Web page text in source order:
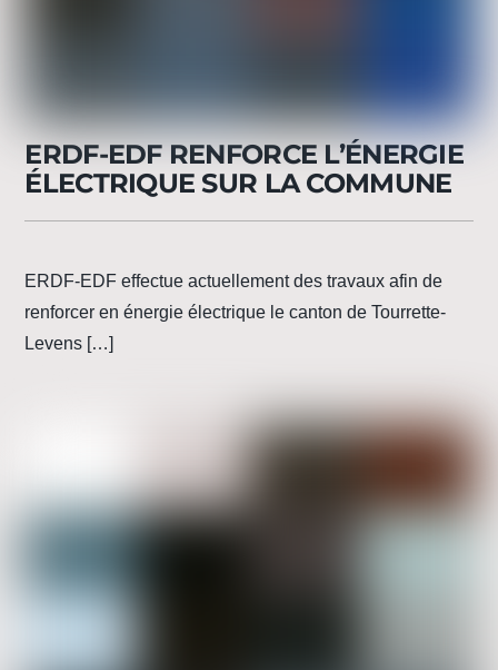
ERDF-EDF RENFORCE L’ÉNERGIE
ÉLECTRIQUE SUR LA COMMUNE
ERDF-EDF effectue actuellement des travaux afin de
renforcer en énergie électrique le canton de Tourrette-
Levens […]